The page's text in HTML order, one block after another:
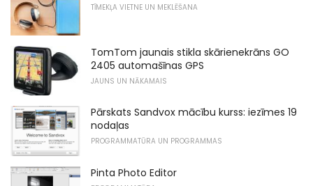
TĪMEKĻA VIETNE UN MEKLĒŠANA
TomTom jaunais stikla skārienekrāns GO
2405 automašīnas GPS
JAUNS UN NĀKAMAIS
Pārskats Sandvox mācību kurss: iezīmes 19
nodaļas
PROGRAMMATŪRA UN PROGRAMMAS
Pinta Photo Editor